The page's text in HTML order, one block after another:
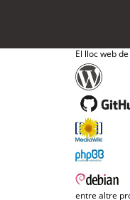
El lloc web
entre altre